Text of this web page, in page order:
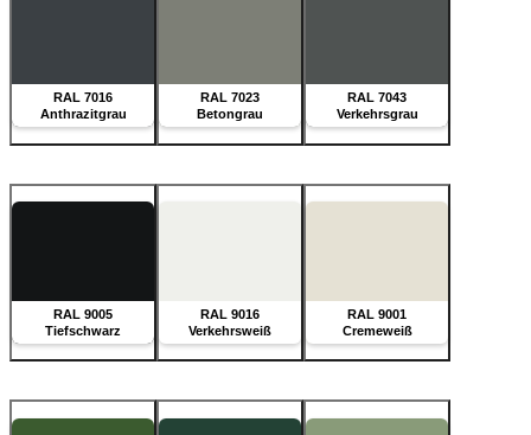
RAL 7016
Anthrazitgrau
RAL 7023
Betongrau
RAL 7043
Verkehrsgrau
RAL 9005
Tiefschwarz
RAL 9016
Verkehrsweiß
RAL 9001
Cremeweiß